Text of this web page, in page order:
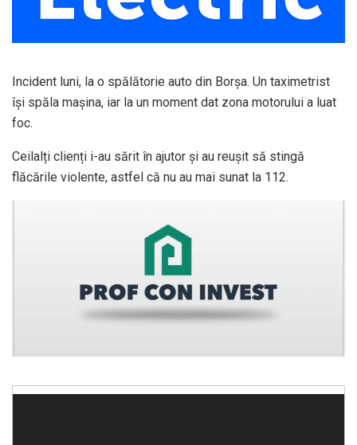
Incident luni, la o spălătorie auto din Borșa. Un taximetrist
îşi spăla maşina, iar la un moment dat zona motorului a luat
foc.
Ceilalți clienți i-au sărit în ajutor şi au reuşit să stingă
flăcările violente, astfel că nu au mai sunat la 112.